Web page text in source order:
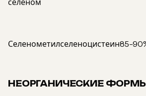
селеном
Селенометилселеноцистеин85-
НЕОРГАНИЧЕСКИЕ ФОРМЫ